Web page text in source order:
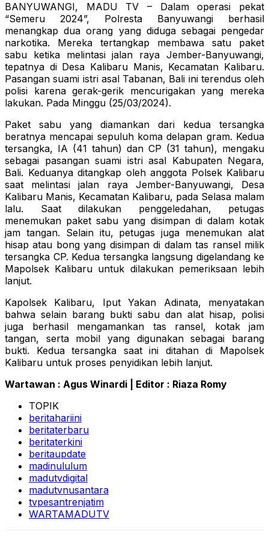
BANYUWANGI, MADU TV – Dalam operasi pekat
“Semeru 2024”, Polresta Banyuwangi berhasil
menangkap dua orang yang diduga sebagai pengedar
narkotika. Mereka tertangkap membawa satu paket
sabu ketika melintasi jalan raya Jember-Banyuwangi,
tepatnya di Desa Kalibaru Manis, Kecamatan Kalibaru.
Pasangan suami istri asal Tabanan, Bali ini terendus oleh
polisi karena gerak-gerik mencurigakan yang mereka
lakukan. Pada Minggu (25/03/2024).
Paket sabu yang diamankan dari kedua tersangka
beratnya mencapai sepuluh koma delapan gram. Kedua
tersangka, IA (41 tahun) dan CP (31 tahun), mengaku
sebagai pasangan suami istri asal Kabupaten Negara,
Bali. Keduanya ditangkap oleh anggota Polsek Kalibaru
saat melintasi jalan raya Jember-Banyuwangi, Desa
Kalibaru Manis, Kecamatan Kalibaru, pada Selasa malam
lalu. Saat dilakukan penggeledahan, petugas
menemukan paket sabu yang disimpan di dalam kotak
jam tangan. Selain itu, petugas juga menemukan alat
hisap atau bong yang disimpan di dalam tas ransel milik
tersangka CP. Kedua tersangka langsung digelandang ke
Mapolsek Kalibaru untuk dilakukan pemeriksaan lebih
lanjut.
Kapolsek Kalibaru, Iput Yakan Adinata, menyatakan
bahwa selain barang bukti sabu dan alat hisap, polisi
juga berhasil mengamankan tas ransel, kotak jam
tangan, serta mobil yang digunakan sebagai barang
bukti. Kedua tersangka saat ini ditahan di Mapolsek
Kalibaru untuk proses penyidikan lebih lanjut.
Wartawan : Agus Winardi | Editor : Riaza Romy
TOPIK
beritahariini
beritaterbaru
beritaterkini
beritaupdate
madinululum
madutvdigital
madutvnusantara
tvpesantrenjatim
WARTAMADUTV